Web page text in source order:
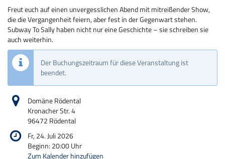
Freut euch auf einen unvergesslichen Abend mit mitreißender Show,
die die Vergangenheit feiern, aber fest in der Gegenwart stehen.
Subway To Sally haben nicht nur eine Geschichte – sie schreiben sie
auch weiterhin.
Der Buchungszeitraum für diese Veranstaltung ist
beendet.
Domäne Rödental
Kronacher Str. 4
96472 Rödental
Fr, 24. Juli 2026
Beginn: 20:00Uhr
Zum Kalender hinzufügen